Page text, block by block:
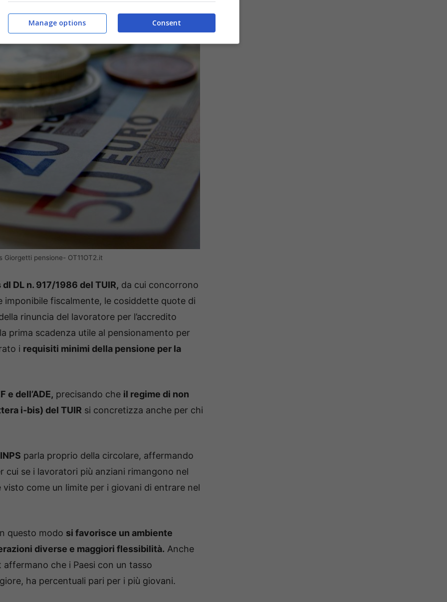
Giorgetti pensione- OT11OT2.it
DL n. 917/1986 del TUIR, da cui concorrono
fiscalmente, le cosiddette quote di
rinuncia del lavoratore per l’accredito
prima scadenza utile al pensionamento per
i requisiti minimi della pensione per la
e dell’ADE, precisando che il regime di non
i-bis) del TUIR si concretizza anche per chi
parla proprio della circolare, affermando
cui se i lavoratori più anziani rimangono nel
come un limite per i giovani di entrare nel
questo modo si favorisce un ambiente
diverse e maggiori flessibilità. Anche
affermano che i Paesi con un tasso
ha percentuali pari per i più giovani.
Consent
Manage options